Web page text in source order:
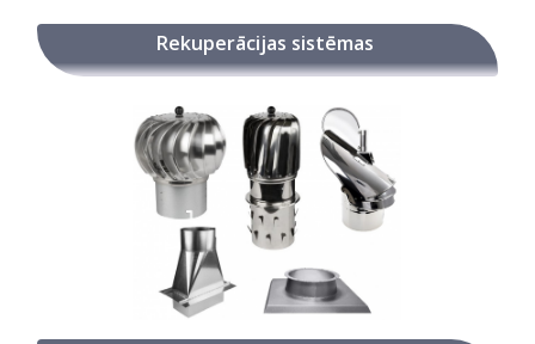
Rekuperācijas sistēmas